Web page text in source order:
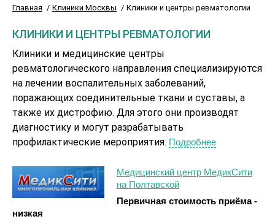
Главная Клиники Москвы Клиники и центры ревматологии
КЛИНИКИ И ЦЕНТРЫ РЕВМАТОЛОГИИ
Клиники и медицинские центры
ревматологического направления специализируются
на лечении воспалительных заболеваний,
поражающих соединительные ткани и суставы, а
также их дистрофию. Для этого они производят
диагностику и могут разрабатывать
профилактические мероприятия. Подробнее
Медицинский центр МедикСити
на Полтавской
Первичная стоимость приёма -
низкая